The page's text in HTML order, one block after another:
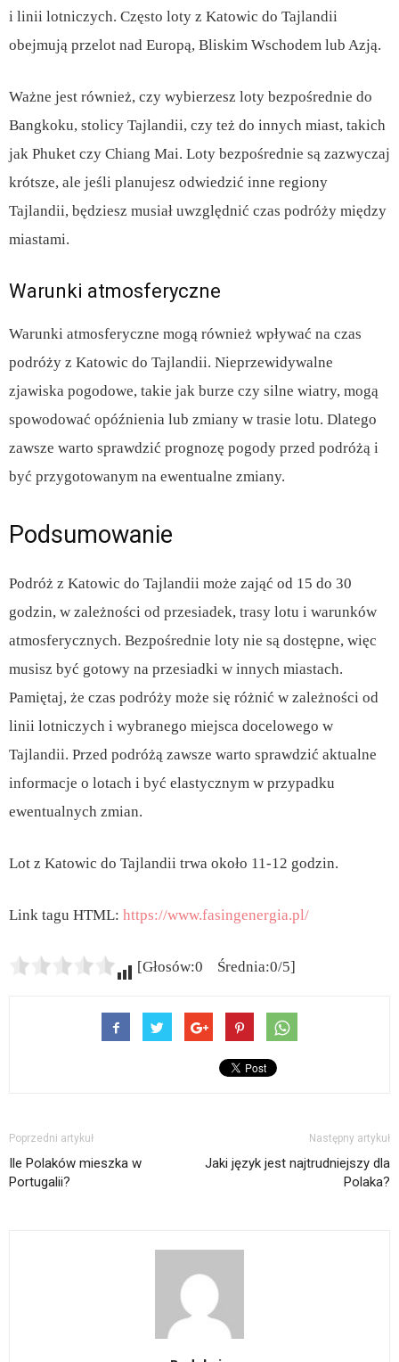
i linii lotniczych. Często loty z Katowic do Tajlandii
obejmują przelot nad Europą, Bliskim Wschodem lub Azją.
Ważne jest również, czy wybierzesz loty bezpośrednie do
Bangkoku, stolicy Tajlandii, czy też do innych miast, takich
jak Phuket czy Chiang Mai. Loty bezpośrednie są zazwyczaj
krótsze, ale jeśli planujesz odwiedzić inne regiony
Tajlandii, będziesz musiał uwzględnić czas podróży między
miastami.
Warunki atmosferyczne
Warunki atmosferyczne mogą również wpływać na czas
podróży z Katowic do Tajlandii. Nieprzewidywalne
zjawiska pogodowe, takie jak burze czy silne wiatry, mogą
spowodować opóźnienia lub zmiany w trasie lotu. Dlatego
zawsze warto sprawdzić prognozę pogody przed podróżą i
być przygotowanym na ewentualne zmiany.
Podsumowanie
Podróż z Katowic do Tajlandii może zająć od 15 do 30
godzin, w zależności od przesiadek, trasy lotu i warunków
atmosferycznych. Bezpośrednie loty nie są dostępne, więc
musisz być gotowy na przesiadki w innych miastach.
Pamiętaj, że czas podróży może się różnić w zależności od
linii lotniczych i wybranego miejsca docelowego w
Tajlandii. Przed podróżą zawsze warto sprawdzić aktualne
informacje o lotach i być elastycznym w przypadku
ewentualnych zmian.
Lot z Katowic do Tajlandii trwa około 11-12 godzin.
Link tagu HTML: https://www.fasingenergia.pl/
[Głosów:0 Średnia:0/5]
Poprzedni artykuł
Ile Polaków mieszka w
Portugalii?
Następny artykuł
Jaki język jest najtrudniejszy dla
Polaka?